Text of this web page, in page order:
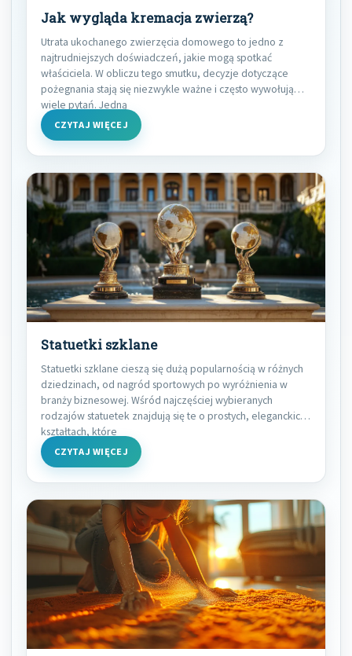
Jak wygląda kremacja zwierzą?
Utrata ukochanego zwierzęcia domowego to jedno z
najtrudniejszych doświadczeń, jakie mogą spotkać
właściciela. W obliczu tego smutku, decyzje dotyczące
pożegnania stają się niezwykle ważne i często wywołują
wiele pytań. Jedną
CZYTAJ WIĘCEJ
Statuetki szklane
Statuetki szklane cieszą się dużą popularnością w różnych
dziedzinach, od nagród sportowych po wyróżnienia w
branży biznesowej. Wśród najczęściej wybieranych
rodzajów statuetek znajdują się te o prostych, eleganckich
kształtach, które
CZYTAJ WIĘCEJ